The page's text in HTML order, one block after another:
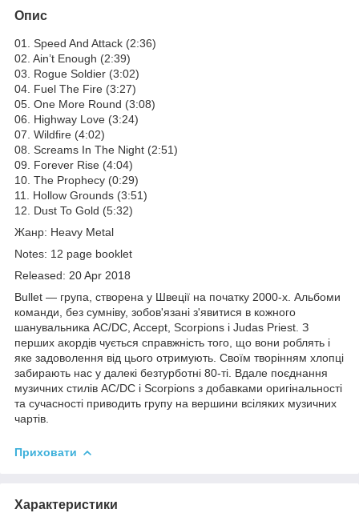
Опис
01. Speed And Attack (2:36)
02. Ain’t Enough (2:39)
03. Rogue Soldier (3:02)
04. Fuel The Fire (3:27)
05. One More Round (3:08)
06. Highway Love (3:24)
07. Wildfire (4:02)
08. Screams In The Night (2:51)
09. Forever Rise (4:04)
10. The Prophecy (0:29)
11. Hollow Grounds (3:51)
12. Dust To Gold (5:32)
Жанр: Heavy Metal
Notes: 12 page booklet
Released: 20 Apr 2018
Bullet — група, створена у Швеції на початку 2000-х. Альбоми
команди, без сумніву, зобов'язані з'явитися в кожного
шанувальника AC/DC, Accept, Scorpions і Judas Priest. З
перших акордів чується справжність того, що вони роблять і
яке задоволення від цього отримують. Своїм творінням хлопці
забирають нас у далекі безтурботні 80-ті. Вдале поєднання
музичних стилів AC/DC і Scorpions з добавками оригінальності
та сучасності приводить групу на вершини всіляких музичних
чартів.
Приховати
Характеристики